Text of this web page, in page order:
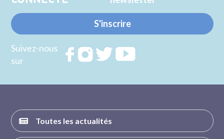
S'inscrire
Suivez-nous
sur
RejoignezRejoignezRejoignez
Toutes les actualités